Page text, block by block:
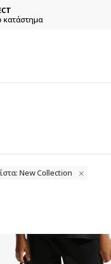
New Collection